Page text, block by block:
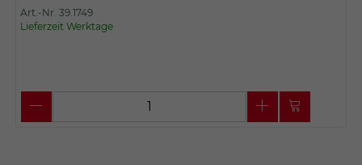
Art.-Nr. 39.1749
Lieferzeit Werktage